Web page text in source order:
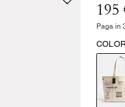
195
Paga in